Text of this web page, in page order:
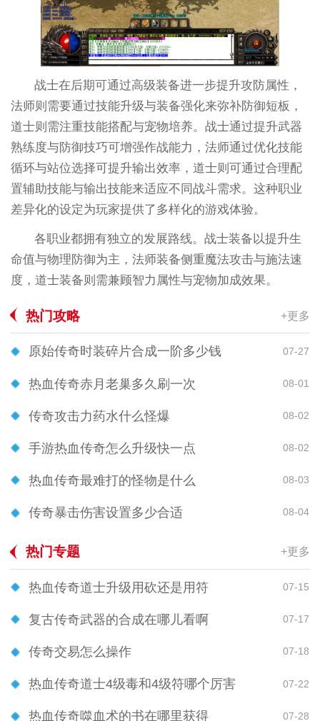
战士在后期可通过高级装备进一步提升攻防属性，
法师则需要通过技能升级与装备强化来弥补防御短板，
道士则需注重技能搭配与宠物培养。战士通过提升武器
熟练度与防御技巧可增强作战能力，法师通过优化技能
循环与站位选择可提升输出效率，道士则可通过合理配
置辅助技能与输出技能来适应不同战斗需求。这种职业
差异化的设定为玩家提供了多样化的游戏体验。
各职业都拥有独立的发展路线。战士装备以提升生
命值与物理防御为主，法师装备侧重魔法攻击与施法速
度，道士装备则需兼顾智力属性与宠物加成效果。
热门攻略 +更多
原始传奇时装碎片合成一阶多少钱 07-27
热血传奇赤月老巢多久刷一次 08-01
传奇攻击力药水什么怪爆 08-02
手游热血传奇怎么升级快一点 08-02
热血传奇最难打的怪物是什么 08-03
传奇暴击伤害设置多少合适 08-04
热门专题 +更多
热血传奇道士升级用砍还是用符 07-15
复古传奇武器的合成在哪儿看啊 07-17
传奇交易怎么操作 07-18
热血传奇道士4级毒和4级符哪个厉害 07-22
热血传奇噬血术的书在哪里获得 07-28